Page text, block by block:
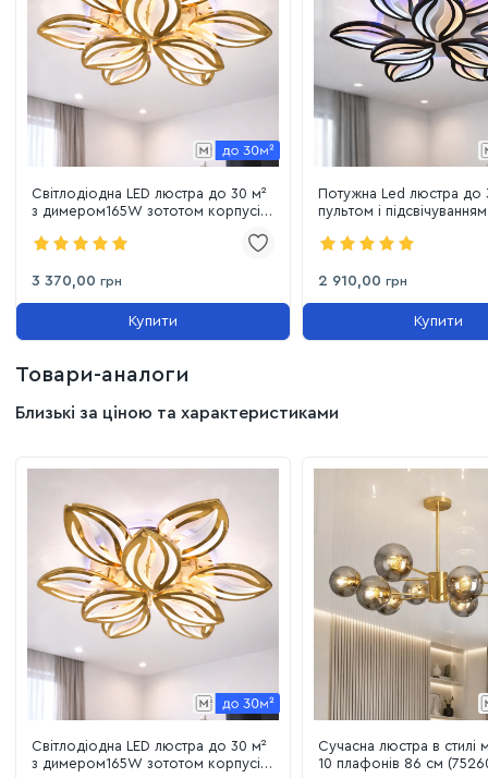
Світлодіодна LED люстра до 30 м²
з димером165W зототом корпусі
3 370,00 грн
Купити
Потужна Led люстра до
пультом і
2 910,00 грн
Купити
Товари-аналоги
Близькі за ціною та характеристиками
Світлодіодна LED люстра до 30 м²
з димером165W зототом корпусі
Сучасна люстра в стилі
10 плафонів 86 см